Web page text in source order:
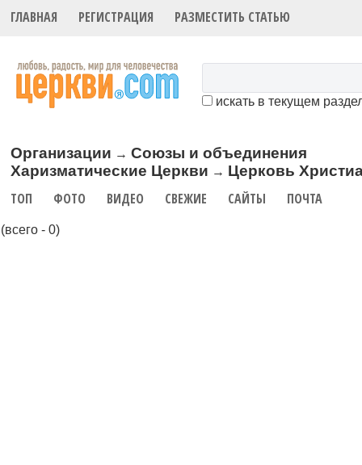
ГЛАВНАЯ РЕГИСТРАЦИЯ РАЗМЕСТИТЬ СТАТЬЮ
искать в текущем
Организации →Союзы и объединения
Харизматические Церкви → Церковь
ТОП ФОТО ВИДЕО СВЕЖИЕ САЙТЫ ПОЧТА
(всего - 0)